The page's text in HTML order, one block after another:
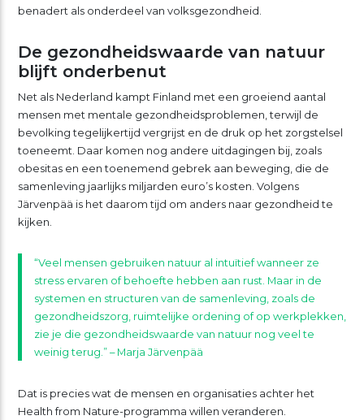
benadert als onderdeel van volksgezondheid.
De gezondheidswaarde van natuur
blijft onderbenut
Net als Nederland kampt Finland met een groeiend aantal
mensen met mentale gezondheidsproblemen, terwijl de
bevolking tegelijkertijd vergrijst en de druk op het zorgstelsel
toeneemt. Daar komen nog andere uitdagingen bij, zoals
obesitas en een toenemend gebrek aan beweging, die de
samenleving jaarlijks miljarden euro’s kosten. Volgens
Järvenpää is het daarom tijd om anders naar gezondheid te
kijken.
“Veel mensen gebruiken natuur al intuïtief wanneer ze
stress ervaren of behoefte hebben aan rust. Maar in de
systemen en structuren van de samenleving, zoals de
gezondheidszorg, ruimtelijke ordening of op werkplekken,
zie je die gezondheidswaarde van natuur nog veel te
weinig terug.” – Marja Järvenpää
Dat is precies wat de mensen en organisaties achter het
Health from Nature-programma willen veranderen.